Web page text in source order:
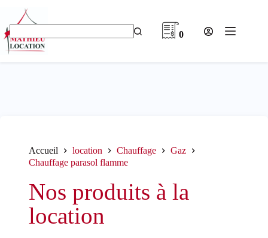
contenu
Aucun
résultat
0
Accueil location Chauffage
Gaz
Chauffage parasol flamme
Nos produits à la
location